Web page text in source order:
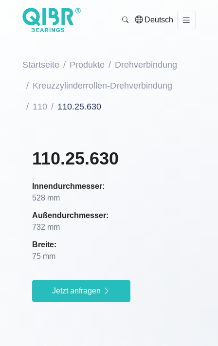
Deutsch
Startseite Produkte Drehverbindung
Kreuzzylinderrollen-Drehverbindung
110 110.25.630
110.25.630
Innendurchmesser:
528 mm
Außendurchmesser:
732 mm
Breite:
75 mm
Jetzt anfragen